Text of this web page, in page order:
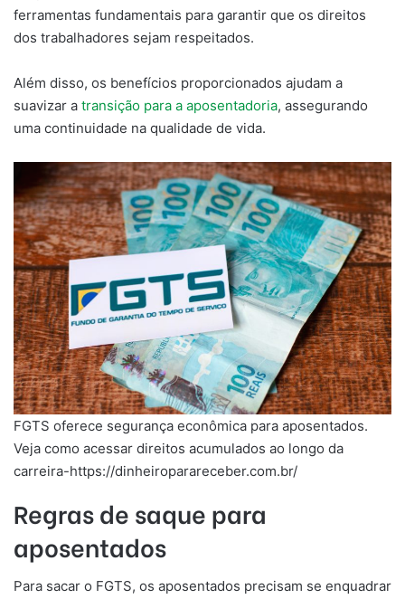
ferramentas fundamentais para garantir que os direitos
dos trabalhadores sejam respeitados.
Além disso, os benefícios proporcionados ajudam a
suavizar a transição para a aposentadoria, assegurando
uma continuidade na qualidade de vida.
FGTS oferece segurança econômica para aposentados.
Veja como acessar direitos acumulados ao longo da
carreira-https://dinheiroparareceber.com.br/
Regras de saque para
aposentados
Para sacar o FGTS, os aposentados precisam se enquadrar